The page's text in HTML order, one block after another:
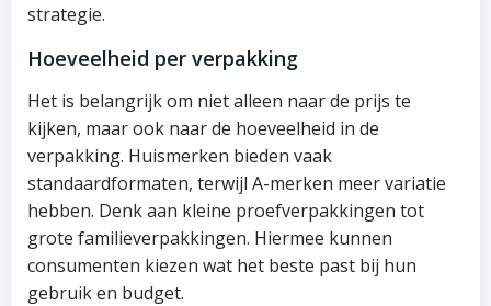
strategie.
Hoeveelheid per verpakking
Het is belangrijk om niet alleen naar de prijs te
kijken, maar ook naar de hoeveelheid in de
verpakking. Huismerken bieden vaak
standaardformaten, terwijl A-merken meer variatie
hebben. Denk aan kleine proefverpakkingen tot
grote familieverpakkingen. Hiermee kunnen
consumenten kiezen wat het beste past bij hun
gebruik en budget.